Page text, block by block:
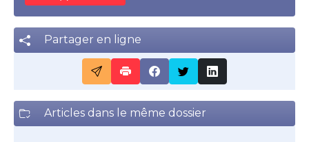
Partager en ligne
Articles dans le même dossier